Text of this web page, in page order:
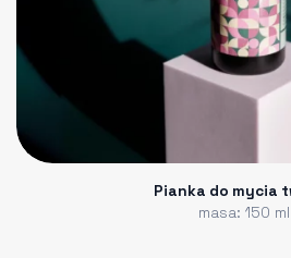
Pianka do mycia
masa: 150 ml